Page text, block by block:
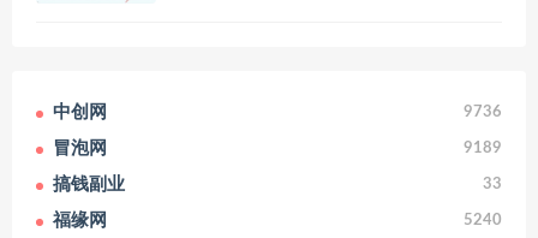
中创网 9736
冒泡网 9189
搞钱副业 33
福缘网 5240